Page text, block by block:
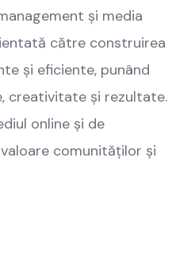
și media
către construirea
și eficiente, punând
creativitate și rezultate.
online și de
comunităților și